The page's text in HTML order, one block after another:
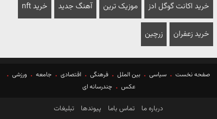
خرید اکانت گوگل ادز موزیک ترین آهنگ جدید خرید nft
خرید زعفران زرچین
صفحه نخست سیاسی بین الملل فرهنگی اقتصادی جامعه
ورزشی
عکس
چندرسانه ای
درباره ما تماس باما پیوندها تبلیغات